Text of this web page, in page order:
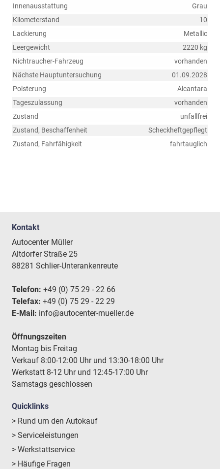
Innenausstattung
Grau
Kilometerstand
10
Lackierung
Metallic
Leergewicht
2220 kg
Nichtraucher-Fahrzeug
vorhanden
Nächste Hauptuntersuchung
01.09.2028
Polsterung
Alcantara
Tageszulassung
vorhanden
Zustand
unfallfrei
Zustand, Beschaffenheit
Scheckheftgepflegt
Zustand, Fahrfähigkeit
fahrtauglich
Kontakt
Autocenter Müller
Altdorfer Straße 25
88281 Schlier-Unterankenreute
Telefon: +49 (0) 75 29 - 22 66
Telefax: +49 (0) 75 29 - 22 29
E-Mail: info@autocenter-mueller.de
Öffnungszeiten
Montag bis Freitag
Verkauf 8:00-12:00 Uhr und 13:30-18:00 Uhr
Werkstatt 8-12 Uhr und 12:45-17:00 Uhr
Samstags geschlossen
Quicklinks
> Rund um den Autokauf
> Serviceleistungen
> Werkstattservice
> Häufige Fragen